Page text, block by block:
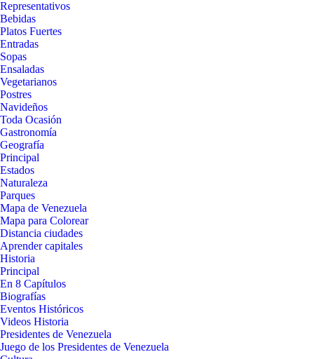
Representativos
Bebidas
Platos Fuertes
Entradas
Sopas
Ensaladas
Vegetarianos
Postres
Navideños
Toda Ocasión
Gastronomía
Geografía
Principal
Estados
Naturaleza
Parques
Mapa de Venezuela
Mapa para Colorear
Distancia ciudades
Aprender capitales
Historia
Principal
En 8 Capítulos
Biografías
Eventos Históricos
Videos Historia
Presidentes de Venezuela
Juego de los Presidentes de Venezuela